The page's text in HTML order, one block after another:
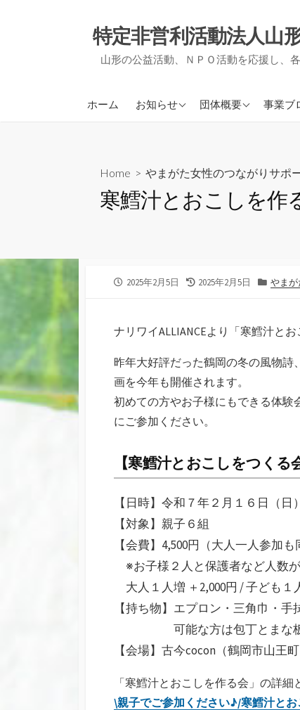
ス
特定非営利活動法人山
山形の公益活動、ＮＰＯ活動を応援し、
ホーム お知らせ
アミルからのお知らせ
団体概要
アミルについて
役員紹介
会員募集について
事業ブ
ＮＰＯ
事務局
Home > やまがた女性のつながりサポ
寒鱈汁とおこしを作
公
2025年2月5日
最
日
2025年2月5日
カ
リ
ー
やま
ナリワイALLIANCEより「寒鱈汁と
昨年大好評だった鶴岡の冬の風物
画を今年も開催されます。
初めての方やお子様にもできる体
にご参加ください。
【寒鱈汁とおこしをつくる
【日時】令和７年２月１６日（
【対象】親子６組
【会費】4,500円（大人一人参加
※お子様２人と保護者など人数
大人１人増 ＋2,000円 / 子ども１
【持ち物】エプロン・三角巾・
可能な方は包丁とまな
【会場】古今cocon（鶴岡市山王町
「寒鱈汁とおこしを作る会」の詳細
\親子でご参加ください♪/寒鱈汁とお